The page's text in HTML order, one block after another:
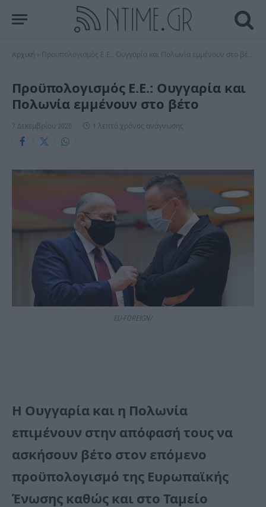
Αρχική Προϋπολογισμός Ε.Ε.: Ουγγαρία και Πολωνία εμμένουν στο βέτο
Προϋπολογισμός Ε.Ε.: Ουγγαρία και
Πολωνία εμμένουν στο βέτο
7 Δεκεμβρίου 2020 1 λεπτό χρόνος ανάγνωσης
EU-FOREIGN/
Η Ουγγαρία και η Πολωνία
επιμένουν στην απόφασή τους να
ασκήσουν βέτο στον επόμενο
προϋπολογισμό της Ευρωπαϊκής
Ένωσης καθώς και στο Ταμείο